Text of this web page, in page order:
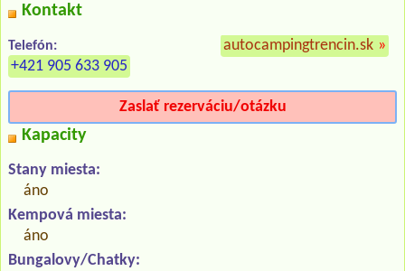
Kontakt
Telefón:
+421 905 633 905
autocampingtrencin.sk »
Zaslať rezerváciu/otázku
Kapacity
Stany miesta:
áno
Kempová miesta:
áno
Bungalovy/Chatky: